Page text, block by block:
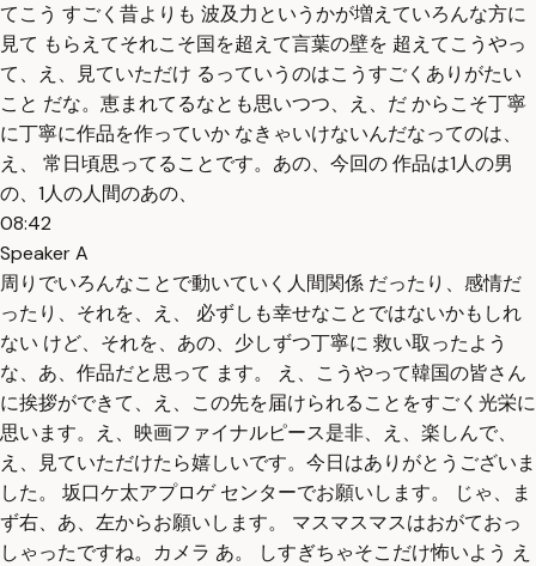
てこう すごく昔よりも 波及力というかが増えていろんな方に
見て もらえてそれこそ国を超えて言葉の壁を 超えてこうやっ
て、え、見ていただけ るっていうのはこうすごくありがたい
こと だな。恵まれてるなとも思いつつ、え、だ からこそ丁寧
に丁寧に作品を作っていか なきゃいけないんだなってのは、
え、 常日頃思ってることです。あの、今回の 作品は1人の男
の、1人の人間のあの、
08:42
Speaker A
周りでいろんなことで動いていく人間関係 だったり、感情だ
ったり、それを、え、 必ずしも幸せなことではないかもしれ
ない けど、それを、あの、少しずつ丁寧に 救い取ったよう
な、あ、作品だと思って ます。 え、こうやって韓国の皆さん
に挨拶ができて、え、この先を届けられることをすごく光栄に
思います。え、映画ファイナルピース是非、え、楽しんで、
え、見ていただけたら嬉しいです。今日はありがとうございま
した。 坂口ケ太アプロゲ センターでお願いします。 じゃ、ま
ず右、あ、左からお願いします。 マスマスマスはおがておっ
しゃったですね。カメラ あ。 しすぎちゃそこだけ怖いよう え